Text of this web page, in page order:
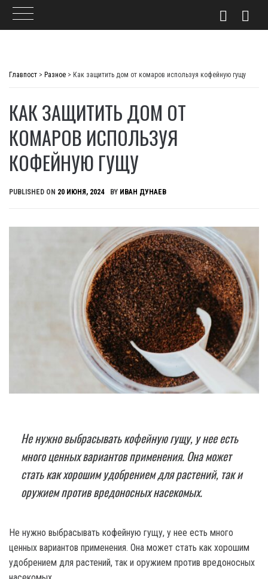
Главпост > Разное > Как защитить дом от комаров используя кофейную гущу
КАК ЗАЩИТИТЬ ДОМ ОТ
КОМАРОВ ИСПОЛЬЗУЯ
КОФЕЙНУЮ ГУЩУ
PUBLISHED ON 20 ИЮНЯ, 2024 BY ИВАН ДУНАЕВ
Не нужно выбрасывать кофейную гущу, у нее есть
много ценных вариантов применения. Она может
стать как хорошим удобрением для растений, так и
оружием против вредоносных насекомых.
Не нужно выбрасывать кофейную гущу, у нее есть много
ценных вариантов применения. Она может стать как хорошим
удобрением для растений, так и оружием против вредоносных